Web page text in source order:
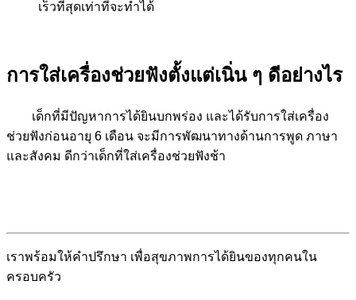
เร็วที่สุดเท่าที่จะทำได้
การใส่เครื่องช่วยฟังตั้งแต่เนิ่น ๆ ดีอย่างไร
เด็กที่มีปัญหาการได้ยินบกพร่อง และได้รับการใส่เครื่อง
ช่วยฟังก่อนอายุ 6 เดือน จะมีการพัฒนาทางด้านการพูด ภาษา
และสังคม ดีกว่าเด็กที่ใส่เครื่องช่วยฟังช้า
เราพร้อมให้คำปรึกษา เพื่อสุขภาพการได้ยินของทุกคนใน
ครอบครัว